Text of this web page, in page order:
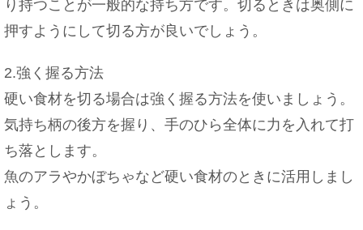
り持つことが一般的な持ち方です。切るときは奥側に
押すようにして切る方が良いでしょう。
2.強く握る方法
硬い食材を切る場合は強く握る方法を使いましょう。
気持ち柄の後方を握り、手のひら全体に力を入れて打
ち落とします。
魚のアラやかぼちゃなど硬い食材のときに活用しまし
ょう。